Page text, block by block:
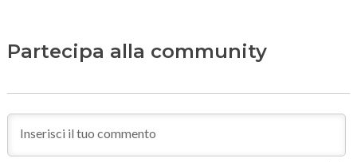
Partecipa alla community